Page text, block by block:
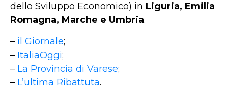
dello Sviluppo Economico) in Liguria, Emilia
Romagna, Marche e Umbria.
– il Giornale;
– ItaliaOggi;
– La Provincia di Varese;
– L’ultima Ribattuta.